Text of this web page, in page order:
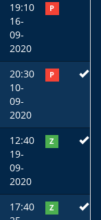
19:10
16-
09-
2020
P
20:30
10-
09-
2020
P
12:40
19-
09-
2020
Z
17:40
Z